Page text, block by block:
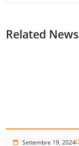
Related News
Settembre 19, 2024